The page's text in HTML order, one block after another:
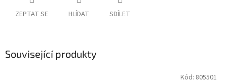
ZEPTAT SE HLÍDAT SDÍLET
Související produkty
Kód: 805501